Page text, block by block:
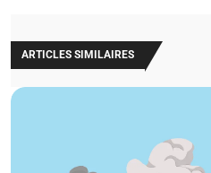
ARTICLES SIMILAIRES